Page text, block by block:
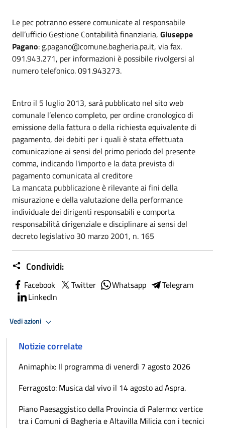
Le pec potranno essere comunicate al responsabile
dell’ufficio Gestione Contabilità finanziaria, Giuseppe
Pagano: g.pagano@comune.bagheria.pa.it, via fax.
091.943.271, per informazioni è possibile rivolgersi al
numero telefonico. 091.943273.
Entro il 5 luglio 2013, sarà pubblicato nel sito web
comunale l’elenco completo, per ordine cronologico di
emissione della fattura o della richiesta equivalente di
pagamento, dei debiti per i quali è stata effettuata
comunicazione ai sensi del primo periodo del presente
comma, indicando l'importo e la data prevista di
pagamento comunicata al creditore
La mancata pubblicazione è rilevante ai fini della
misurazione e della valutazione della performance
individuale dei dirigenti responsabili e comporta
responsabilità dirigenziale e disciplinare ai sensi del
decreto legislativo 30 marzo 2001, n. 165
Condividi:
Facebook Twitter Whatsapp
Telegram
LinkedIn
Vedi azioni
Notizie correlate
Animaphix: Il programma di venerdì 7 agosto 2026
Ferragosto: Musica dal vivo il 14 agosto ad Aspra.
Piano Paesaggistico della Provincia di Palermo: vertice
tra i Comuni di Bagheria e Altavilla Milicia con i tecnici